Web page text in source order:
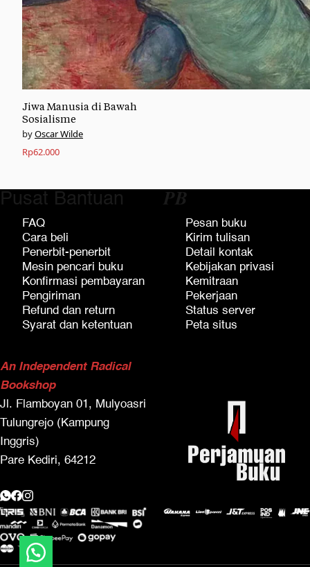
Jiwa Manusia di Bawah
Sosialisme
Oscar Wilde
Rp62.000
Pusat Bantuan
FAQ
Cara beli
Penerbit-penerbit
Mesin pencari buku
Konfirmasi pembayaran
Pengiriman
Refund dan return
Syarat dan ketentuan
𝑷𝑩
Pesan buku
Kirim tulisan
Detail kontak
Kebijakan privasi
Kemitraan
Pekerjaan
Status server
Peta situs
An Independent Radical
Bookshop
Jl. Flamboyan 01, Mulyoasri
Tulungrejo (Kampung
Inggris)
Pare Kediri, 64212